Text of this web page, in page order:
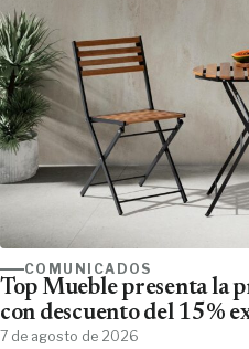
COMUNICADOS
Top Mueble presenta la
con descuento del 15%
7 de agosto de 2026